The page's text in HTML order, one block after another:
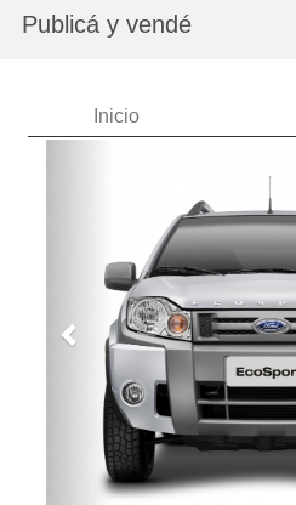
Publicá y vendé
Inicio
Previous